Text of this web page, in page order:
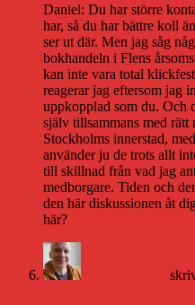
Daniel: Du har större
har, så du har bättre koll
ser ut där. Men jag såg
bokhandeln i Flens
kan inte vara total
reagerar jag eftersom jag
uppkopplad som du. Och
själv tillsammans med rätt
Stockholms innerstad,
använder ju de trots allt
till skillnad från vad jag
medborgare. Tiden och
den här diskussionen åt
här?